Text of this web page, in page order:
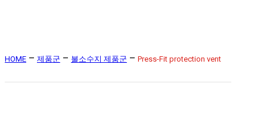
HOME – 제품군 – 불소수지 제품군 – Press-Fit protection vent